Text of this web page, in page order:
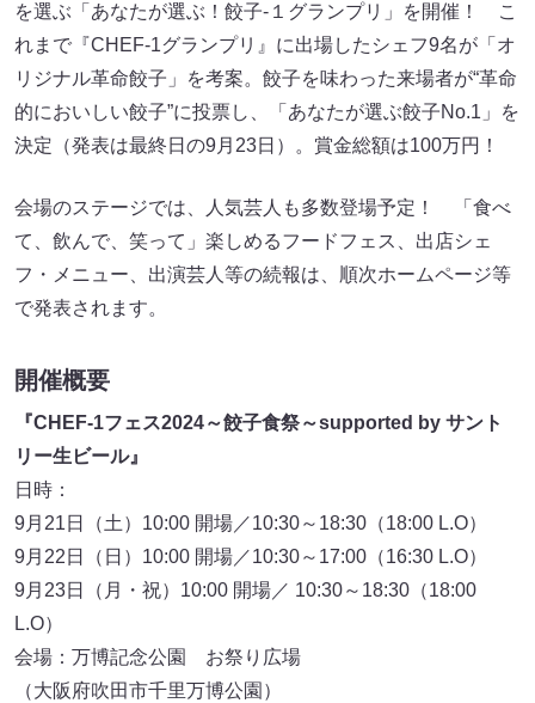
を選ぶ「あなたが選ぶ！餃子-１グランプリ」を開催！ こ
れまで『CHEF-1グランプリ』に出場したシェフ9名が「オ
リジナル革命餃子」を考案。餃子を味わった来場者が“革命
的においしい餃子”に投票し、「あなたが選ぶ餃子No.1」を
決定（発表は最終日の9月23日）。賞金総額は100万円！
会場のステージでは、人気芸人も多数登場予定！ 「食べ
て、飲んで、笑って」楽しめるフードフェス、出店シェ
フ・メニュー、出演芸人等の続報は、順次ホームページ等
で発表されます。
開催概要
『CHEF-1フェス2024～餃子食祭～supported by サント
リー生ビール』
日時：
9月21日（土）10:00 開場／10:30～18:30（18:00 L.O）
9月22日（日）10:00 開場／10:30～17:00（16:30 L.O）
9月23日（月・祝）10:00 開場／ 10:30～18:30（18:00
L.O）
会場：万博記念公園 お祭り広場
（大阪府吹田市千里万博公園）